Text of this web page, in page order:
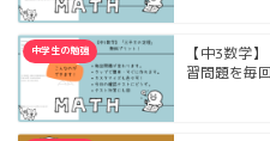
中学生の勉強
【中3数学
習問題を毎